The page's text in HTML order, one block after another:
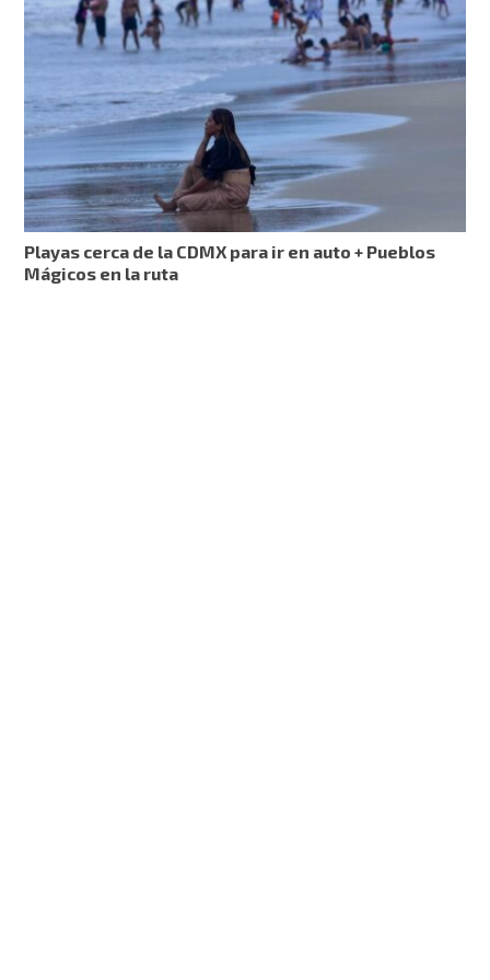
Playas cerca de la CDMX para ir en auto + Pueblos
Mágicos en la ruta